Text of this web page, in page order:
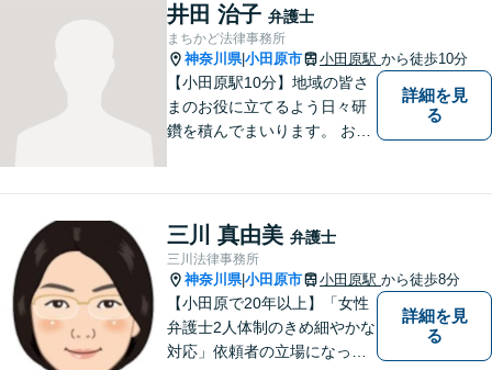
井田 治子 弁護士
まちかど法律事務所
神奈川県|小田原市 小田原駅 から徒歩10分
【小田原駅10分】地域の皆さ
まのお役に立てるよう日々研
鑽を積んでまいります。 お気
詳細を見
る
三川 真由美 弁護士
三川法律事務所
神奈川県|小田原市 小田原駅 から徒歩8分
【小田原で20年以上】「女性
弁護士2人体制のきめ細やかな
対応」依頼者の立場になって
詳細を見
る